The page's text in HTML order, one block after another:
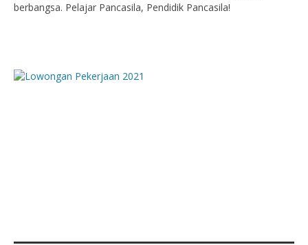
berbangsa. Pelajar Pancasila, Pendidik Pancasila!